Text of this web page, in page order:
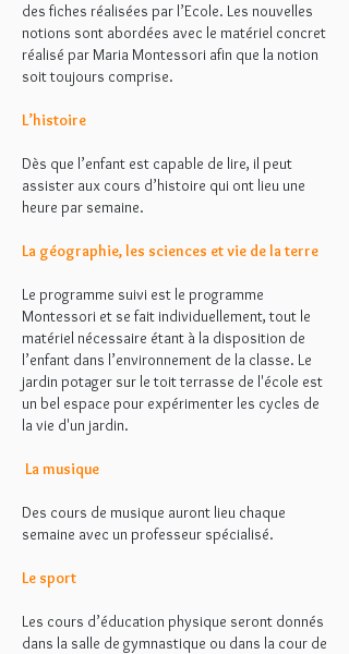
des fiches réalisées par l’Ecole. Les nouvelles
notions sont abordées avec le matériel concret
réalisé par Maria Montessori afin que la notion
soit toujours comprise.
L’histoire
Dès que l’enfant est capable de lire, il peut
assister aux cours d’histoire qui ont lieu une
heure par semaine.
La géographie, les sciences et vie de la terre
Le programme suivi est le programme
Montessori et se fait individuellement, tout le
matériel nécessaire étant à la disposition de
l’enfant dans l’environnement de la classe. Le
jardin potager sur le toit terrasse de l'école est
un bel espace pour expérimenter les cycles de
la vie d'un jardin.
La musique
Des cours de musique auront lieu chaque
semaine avec un professeur spécialisé.
Le sport
Les cours d’éducation physique seront donnés
dans la salle de gymnastique ou dans la cour de